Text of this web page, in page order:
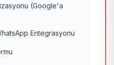
(Google'a
Entegrasyonu